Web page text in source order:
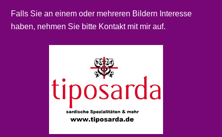
Falls Sie an einem oder mehreren Bildern Interesse
haben, nehmen Sie bitte Kontaktmit mir auf.